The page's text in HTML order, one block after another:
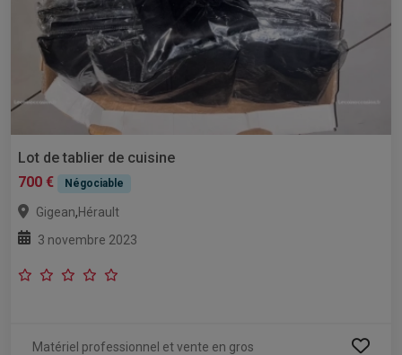
Lot de tablier de cuisine
700 €
Négociable
Gigean,Hérault
3 novembre 2023
Matériel professionnel et vente en gros